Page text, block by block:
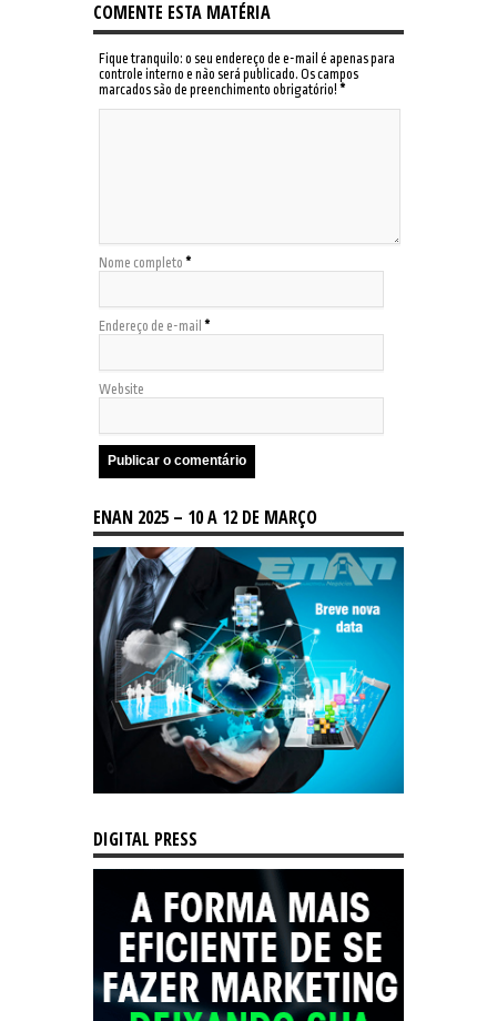
COMENTE ESTA MATÉRIA
Fique tranquilo: o seu endereço de e-mail é apenas para
controle interno e não será publicado. Os campos
marcados são de preenchimento obrigatório! *
Nome completo *
Endereço de e-mail *
Website
ENAN 2025 – 10 A 12 DE MARÇO
DIGITAL PRESS